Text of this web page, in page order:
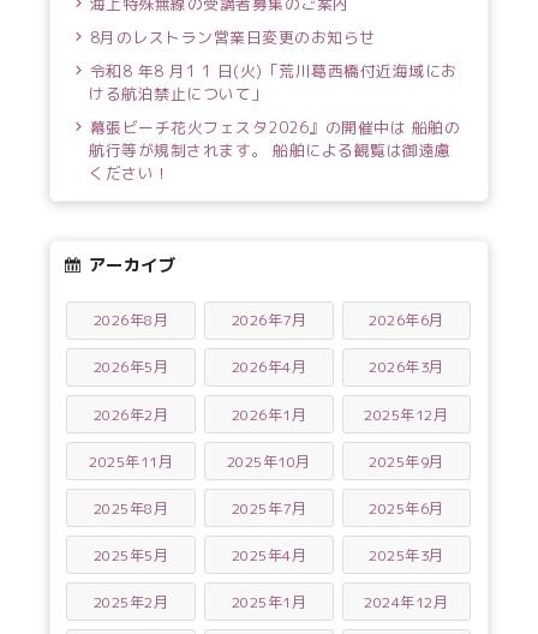
8月のレストラン営業日変更のお知らせ
令和8 年8 月1 1 日(火)「荒川葛西橋付近海域にお
ける航泊禁止について」
幕張ビーチ花火フェスタ2026』の開催中は 船舶の
航行等が規制されます。 船舶による観覧は御遠慮
ください！
アーカイブ
2026年8月 2026年7月 2026年6月
2026年5月 2026年4月 2026年3月
2026年2月 2026年1月 2025年12月
2025年11月 2025年10月 2025年9月
2025年8月 2025年7月 2025年6月
2025年5月 2025年4月 2025年3月
2025年2月 2025年1月 2024年12月